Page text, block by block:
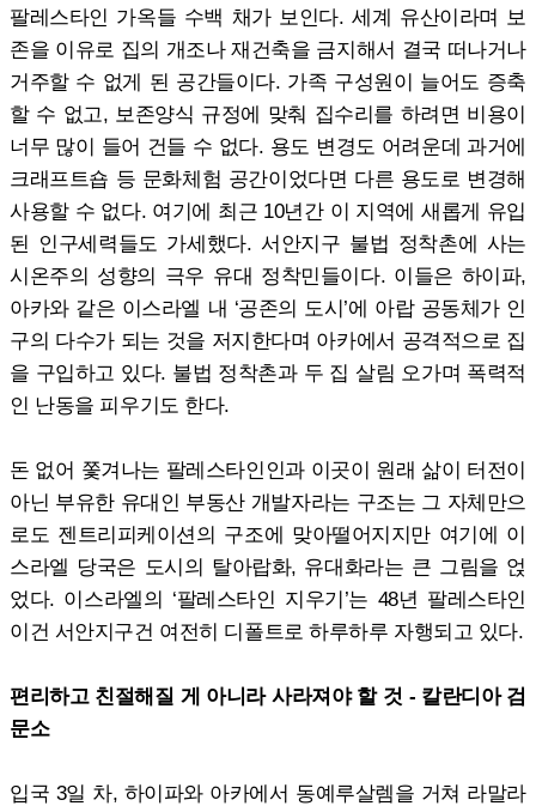
팔레스타인 가옥들 수백 채가 보인다. 세계 유산이라며 보
존을 이유로 집의 개조나 재건축을 금지해서 결국 떠나거나
거주할 수 없게 된 공간들이다. 가족 구성원이 늘어도 증축
할 수 없고, 보존양식 규정에 맞춰 집수리를 하려면 비용이
너무 많이 들어 건들 수 없다. 용도 변경도 어려운데 과거에
크래프트숍 등 문화체험 공간이었다면 다른 용도로 변경해
사용할 수 없다. 여기에 최근 10년간 이 지역에 새롭게 유입
된 인구세력들도 가세했다. 서안지구 불법 정착촌에 사는
시온주의 성향의 극우 유대 정착민들이다. 이들은 하이파,
아카와 같은 이스라엘 내 ‘공존의 도시’에 아랍 공동체가 인
구의 다수가 되는 것을 저지한다며 아카에서 공격적으로 집
을 구입하고 있다. 불법 정착촌과 두 집 살림 오가며 폭력적
인 난동을 피우기도 한다.
돈 없어 쫓겨나는 팔레스타인인과 이곳이 원래 삶이 터전이
아닌 부유한 유대인 부동산 개발자라는 구조는 그 자체만으
로도 젠트리피케이션의 구조에 맞아떨어지지만 여기에 이
스라엘 당국은 도시의 탈아랍화, 유대화라는 큰 그림을 얹
었다. 이스라엘의 ‘팔레스타인 지우기’는 48년 팔레스타인
이건 서안지구건 여전히 디폴트로 하루하루 자행되고 있다.
편리하고 친절해질 게 아니라 사라져야 할 것 - 칼란디아 검
문소
입국 3일 차, 하이파와 아카에서 동예루살렘을 거쳐 라말라